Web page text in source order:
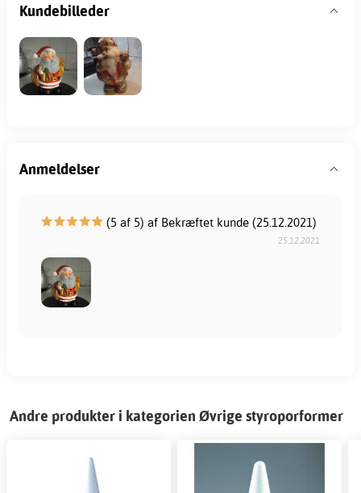
Kundebilleder
Anmeldelser
(5 af 5) af Bekræftet kunde (25.12.2021)
25.12.2021
Andre produkter i kategorien Øvrige styroporformer